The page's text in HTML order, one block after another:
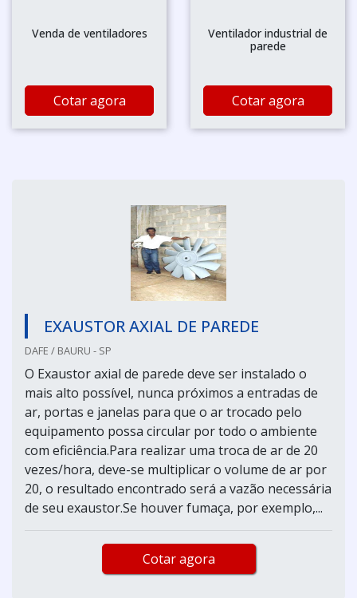
Venda de ventiladores
Cotar agora
Ventilador industrial de
parede
Cotar agora
EXAUSTOR AXIAL DE PAREDE
DAFE / BAURU - SP
O Exaustor axial de parede deve ser instalado o
mais alto possível, nunca próximos a entradas de
ar, portas e janelas para que o ar trocado pelo
equipamento possa circular por todo o ambiente
com eficiência.Para realizar uma troca de ar de 20
vezes/hora, deve-se multiplicar o volume de ar por
20, o resultado encontrado será a vazão necessária
de seu exaustor.Se houver fumaça, por exemplo,...
Cotar agora